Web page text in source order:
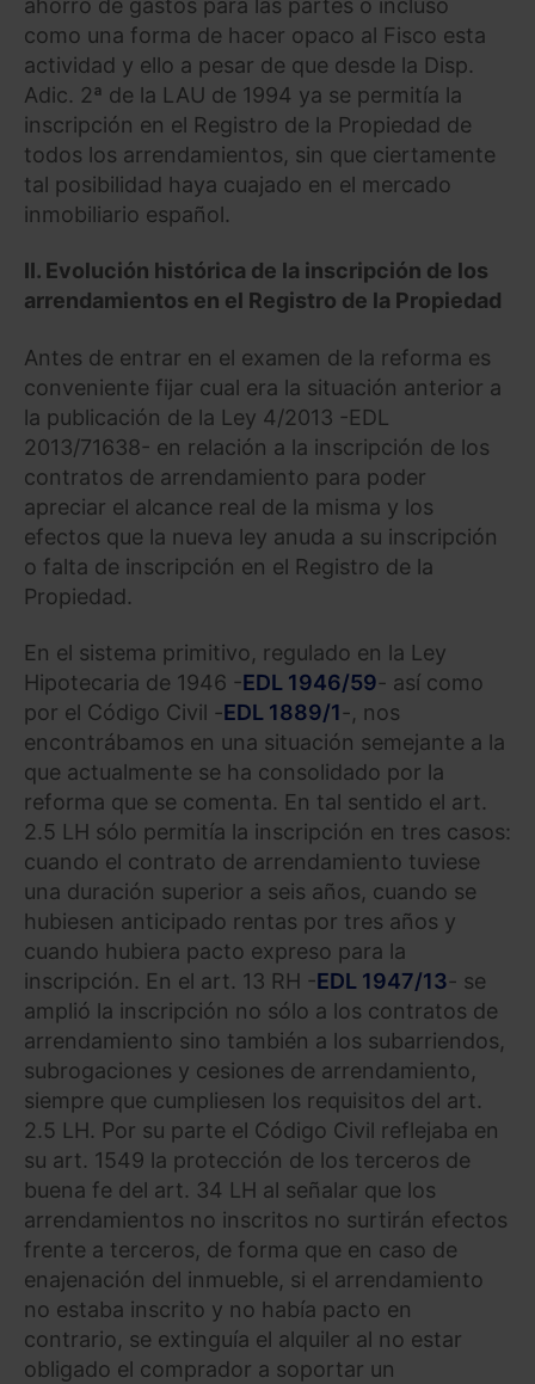
como una forma de hacer opaco al Fisco esta
actividad y ello a pesar de que desde la Disp.
Adic. 2ª de la LAU de 1994 ya se permitía la
inscripción en el Registro de la Propiedad de
todos los arrendamientos, sin que ciertamente
tal posibilidad haya cuajado en el mercado
inmobiliario español.
II. Evolución histórica de la inscripción de los
arrendamientos en el Registro de la Propiedad
Antes de entrar en el examen de la reforma es
conveniente fijar cual era la situación anterior a
la publicación de la Ley 4/2013 -EDL
2013/71638- en relación a la inscripción de los
contratos de arrendamiento para poder
apreciar el alcance real de la misma y los
efectos que la nueva ley anuda a su inscripción
o falta de inscripción en el Registro de la
Propiedad.
En el sistema primitivo, regulado en la Ley
Hipotecaria de 1946 -EDL 1946/59- así como
por el Código Civil -EDL 1889/1-, nos
encontrábamos en una situación semejante a la
que actualmente se ha consolidado por la
reforma que se comenta. En tal sentido el art.
2.5 LH sólo permitía la inscripción en tres casos:
cuando el contrato de arrendamiento tuviese
una duración superior a seis años, cuando se
hubiesen anticipado rentas por tres años y
cuando hubiera pacto expreso para la
inscripción. En el art. 13 RH -EDL 1947/13- se
amplió la inscripción no sólo a los contratos de
arrendamiento sino también a los subarriendos,
subrogaciones y cesiones de arrendamiento,
siempre que cumpliesen los requisitos del art.
2.5 LH. Por su parte el Código Civil reflejaba en
su art. 1549 la protección de los terceros de
buena fe del art. 34 LH al señalar que los
arrendamientos no inscritos no surtirán efectos
frente a terceros, de forma que en caso de
enajenación del inmueble, si el arrendamiento
no estaba inscrito y no había pacto en
contrario, se extinguía el alquiler al no estar
obligado el comprador a soportar un